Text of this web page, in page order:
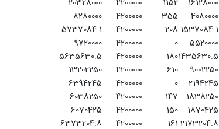
8280000
4200000 355 4080000
5737084.1
4200000 208 1537084.1
9720000
4200000 0 5520000
5635630.5
4200000 1801435630.5
13202250
4200000 610 9002250
6394245
4200000 0 2194245
6038250
4200000 147 1838250
6070425
4200000 150 1870425
6373204.8
4200000 161 2173204.8